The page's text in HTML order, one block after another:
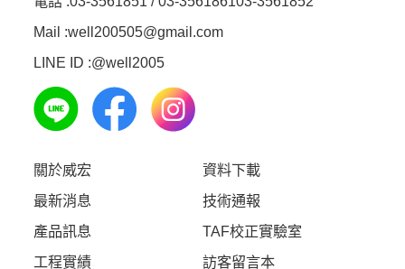
Mail :well200505@gmail.com
LINE ID :@well2005
關於威宏
最新消息
產品訊息
工程實績
資料下載
技術通報
TAF校正實驗室
訪客留言本